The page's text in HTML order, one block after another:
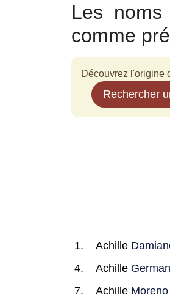
Les
comme
Découvrez l'origine
Rechercher
Achille
Achille
Achille Moreno